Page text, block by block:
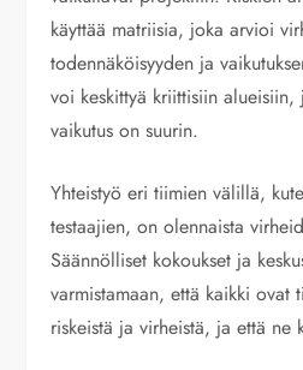
käyttää matriisia, joka arvioi
todennäköisyyden ja
voi keskittyä kriittisiin alueisiin,
vaikutus on suurin.
Yhteistyö eri tiimien välillä,
testaajien, on olennaista
Säännölliset kokoukset ja
varmistamaan, että kaikki ovat
riskeistä ja virheistä, ja että ne